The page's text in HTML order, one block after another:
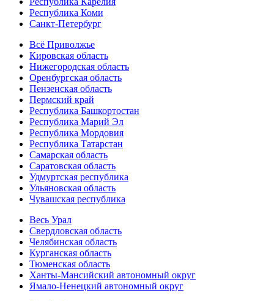
Республика Коми
Санкт-Петербург
Всё Приволжье
Кировская область
Нижегородская область
Оренбургская область
Пензенская область
Пермский край
Республика Башкортостан
Республика Марий Эл
Республика Мордовия
Республика Татарстан
Самарская область
Саратовская область
Удмуртская республика
Ульяновская область
Чувашская республика
Весь Урал
Свердловская область
Челябинская область
Курганская область
Тюменская область
Ханты-Мансийский автономный округ
Ямало-Ненецкий автономный округ